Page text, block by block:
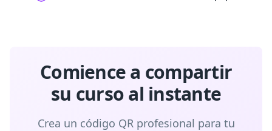
Comience a compartir
su curso al instante
Crea un código QR profesional para tu